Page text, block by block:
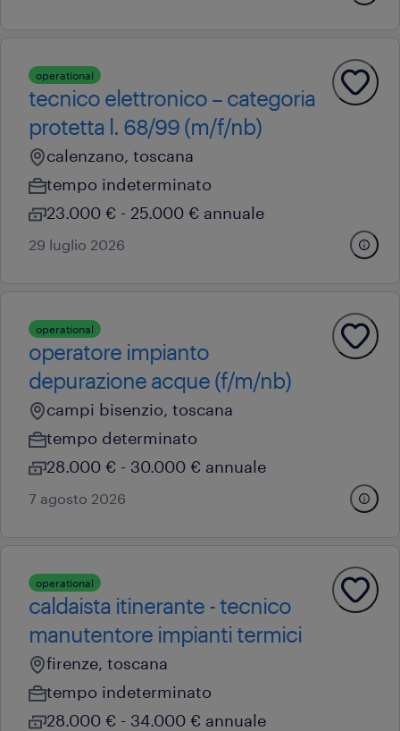
operational
tecnico elettronico – categoria
protetta l. 68/99 (m/f/nb)
calenzano, toscana
tempo indeterminato
23.000 € - 25.000 € annuale
29 luglio 2026
operational
operatore impianto
depurazione acque (f/m/nb)
campi bisenzio, toscana
tempo determinato
28.000 € - 30.000 € annuale
7 agosto 2026
operational
caldaista itinerante - tecnico
manutentore impianti termici
firenze, toscana
tempo indeterminato
28.000 € - 34.000 € annuale